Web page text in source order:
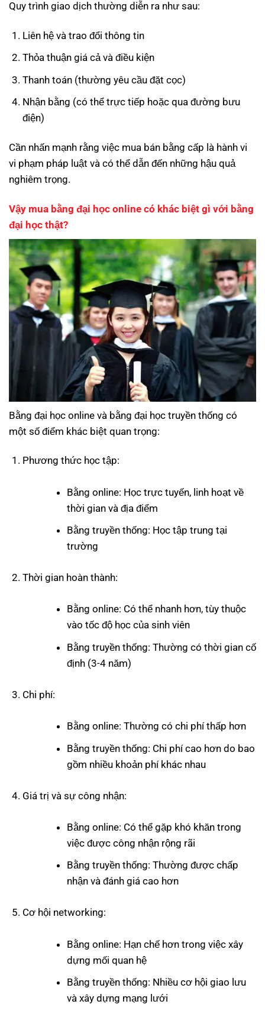
Quy trình giao dịch thường diễn ra như sau:
Liên hệ và trao đổi thông tin
Thỏa thuận giá cả và điều kiện
Thanh toán (thường yêu cầu đặt cọc)
Nhận bằng (có thể trực tiếp hoặc qua đường bưu
điện)
Cần nhấn mạnh rằng việc mua bán bằng cấp là hành vi
vi phạm pháp luật và có thể dẫn đến những hậu quả
nghiêm trọng.
Vậy mua bằng đại học online có khác biệt gì với bằng
đại học thật?
Bằng đại học online và bằng đại học truyền thống có
một số điểm khác biệt quan trọng:
Phương thức học tập:
Bằng online: Học trực tuyến, linh hoạt về
thời gian và địa điểm
Bằng truyền thống: Học tập trung tại
trường
Thời gian hoàn thành:
Bằng online: Có thể nhanh hơn, tùy thuộc
vào tốc độ học của sinh viên
Bằng truyền thống: Thường có thời gian cố
định (3-4 năm)
Chi phí:
Bằng online: Thường có chi phí thấp hơn
Bằng truyền thống: Chi phí cao hơn do bao
gồm nhiều khoản phí khác nhau
Giá trị và sự công nhận:
Bằng online: Có thể gặp khó khăn trong
việc được công nhận rộng rãi
Bằng truyền thống: Thường được chấp
nhận và đánh giá cao hơn
Cơ hội networking:
Bằng online: Hạn chế hơn trong việc xây
dựng mối quan hệ
Bằng truyền thống: Nhiều cơ hội giao lưu
và xây dựng mạng lưới